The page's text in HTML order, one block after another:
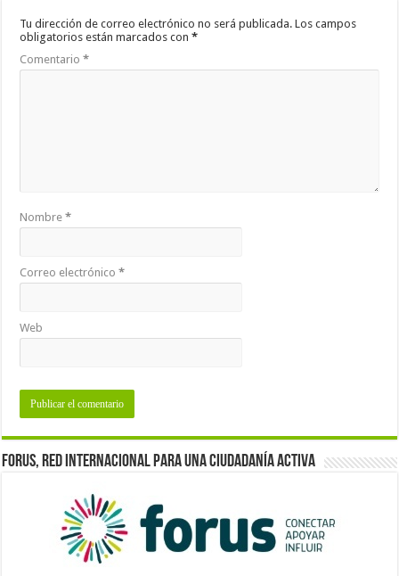
Tu dirección de correo electrónico no será publicada. Los campos
obligatorios están marcados con*
Comentario*
Nombre*
Correo electrónico*
Web
Forus, red internacional para una ciudadanía activa